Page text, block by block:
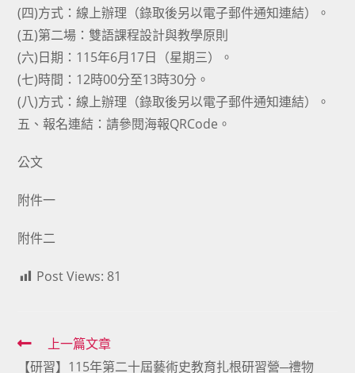
(四)方式：線上辦理（錄取後另以電子郵件通知連結）。
(五)第二場：雙語課程設計與教學原則
(六)日期：115年6月17日（星期三）。
(七)時間：12時00分至13時30分。
(八)方式：線上辦理（錄取後另以電子郵件通知連結）。
五、報名連結：請參閱海報QRCode。
公文
附件一
附件二
Post Views: 81
Read上一篇文章
【研習】115年第二十屆藝術史教育扎根研習營─禮物